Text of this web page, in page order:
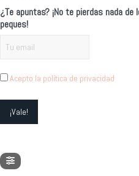
¿Te apuntas? ¡No te pierdas nada
peques!
Acepto la política de privacidad